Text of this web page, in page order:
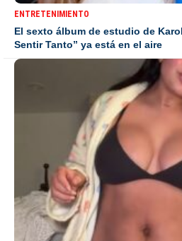
ENTRETENIMIENTO
El sexto álbum de estudio de
Sentir Tanto” ya está en el aire